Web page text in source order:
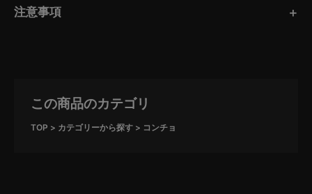
注意事項
この商品のカテゴリ
TOP カテゴリーから探す コンチョ